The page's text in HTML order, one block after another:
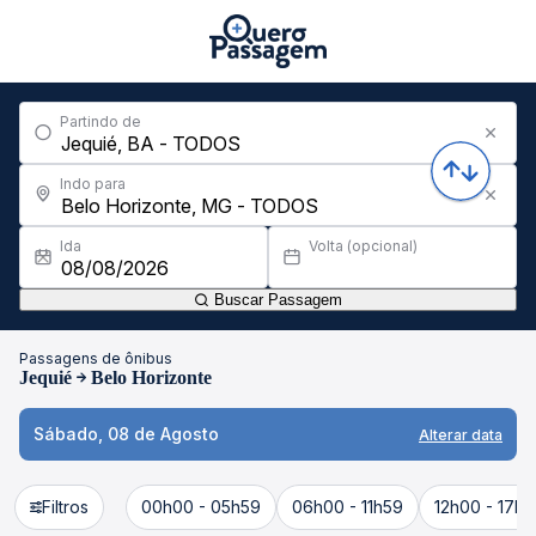
Partindo de
Indo para
Ida Volta (opcional)
Buscar Passagem
Passagens de ônibus
Jequié Belo Horizonte
Sábado, 08 de Agosto Alterar data
Filtros 00h00 - 05h59 06h00 - 11h59 12h00 -